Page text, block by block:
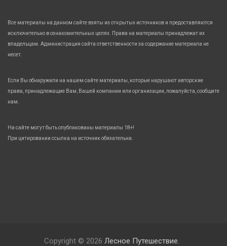
Все материалы на данном сайте взяты из открытых источников и предоставляются
исключительно в ознакомительных целях. Права на материалы принадлежат их
владельцам. Администрация сайта ответственности за содержание материала не
несет.
Если Вы обнаружили на нашем сайте материалы, которые нарушают авторские
права, принадлежащие Вам, Вашей компании или организации, пожалуйста, сообщите
нам.
На сайте могут быть опубликованы материалы 18+!
При цитировании ссылка на источник обязательна.
Copyright © 2026 Лесное Путешествие.